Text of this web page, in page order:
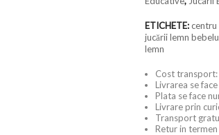
ETICHETE:
jucării lemn
lemn
Cost
Livrarea se
Plata se face
Livrare prin
Transport
Retur in